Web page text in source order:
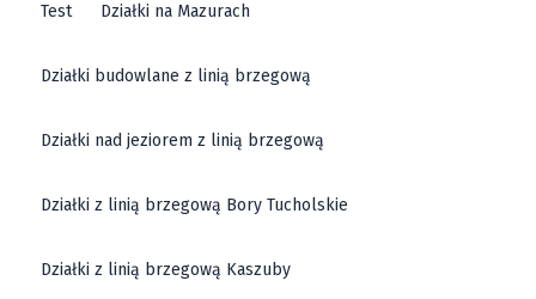
Test Działki na Mazurach
Działki budowlane z linią brzegową
Działki nad jeziorem z linią brzegową
Działki z linią brzegową Bory Tucholskie
Działki z linią brzegową Kaszuby